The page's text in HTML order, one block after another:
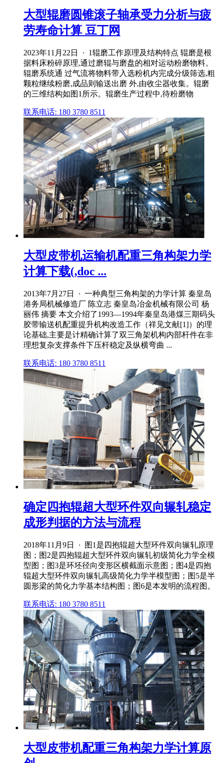
大型辊磨圆锥滚子轴承受力分析与疲
劳寿命计算 豆丁网
2023年11月22日 · 1辊磨工作原理及结构特点 辊磨是根
据料床粉碎原理,通过磨辊与磨盘的相对运动粉磨物料。
辊磨系统通 过气流将物料带入选粉机内完成分级筛选,粗
颗粒继续粉磨,成品则输送出磨 外,由收尘器收集。辊磨
的三维结构如图1所示。辊磨生产过程中,待粉磨物
联系电话: 180 3780 8511
大型皮带机运输机配重三角构架力学
计算下载(,doc ...
2013年7月27日 · 一种典型三角构架的力学计算 秦皇岛
港务局机械修造厂 陈立志 秦皇岛冶金机械有限公司 杨
丽伟 摘要 本文介绍了1993—1994年秦皇岛港煤三期码头
胶带输送机配重提升机构改造工作（祥见文献[1]）的理
论基础,主要是计精确计算了双三角架机构内部杆件在非
理想复杂支撑条件下压杆稳定及纵横弯曲 ...
联系电话: 180 3780 8511
确定四抱辊超大型环件双向辗轧稳定
成形判据的方法与流程
2018年11月9日 · 图1是四抱辊超大型环件双向辗轧原理
图；图2是四抱辊超大型环件双向辗轧初级简化力学全模
型图；图3是环坯径向变形区横截面示意图；图4是四抱
辊超大型环件双向辗轧高级简化力学半模型图；图5是半
圆形梁的简化力学基本结构图；图6是本发明的流程图。
联系电话: 180 3780 8511
大型皮带机配重三角构架力学计算原